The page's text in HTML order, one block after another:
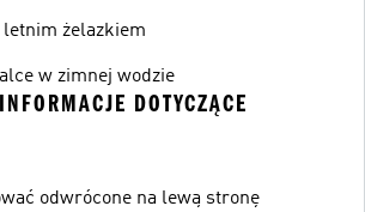
letnim żelazkiem
w zimnej wodzie
DOTYCZĄCE
odwrócone na lewą stronę